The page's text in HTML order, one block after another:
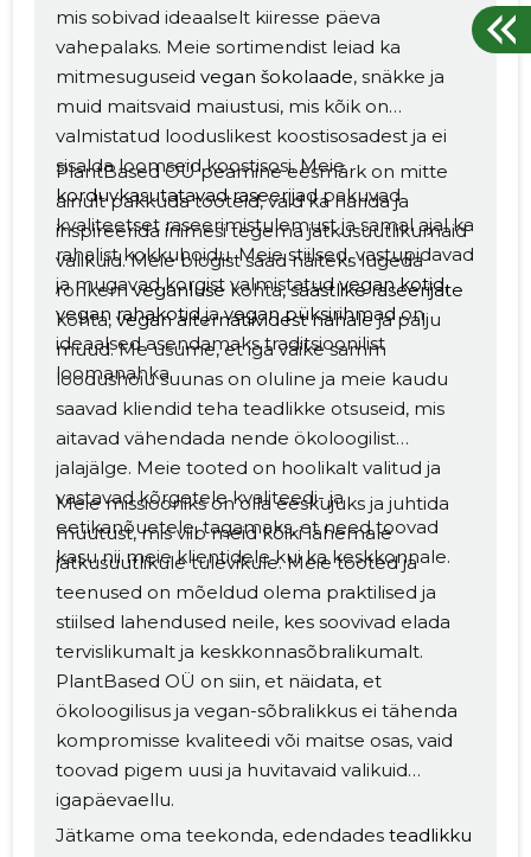
mis sobivad ideaalselt kiiresse päeva
vahepalaks. Meie sortimendist leiad ka
mitmesuguseidvegan šokolaade, snäkke ja
muid maitsvaid maiustusi, mis kõik on
valmistatud looduslikest koostisosadest ja ei
sisalda loomseid koostisosi. Meie
korduvkasutatavad raseerijadpakuvad
kvaliteetset raseerimistulemust ja samal ajal ka
rahalist kokkuhoidu. Meie stiilsed, vastupidavad
ja mugavad korgist valmistatudvegan kotid,
vegan rahakotidjavegan püksirihmadon
ideaalsed asendamaks traditsioonilist
loomanahka.
PlantBased OÜ peamine eesmärk on mitte
ainult pakkuda tooteid, vaid ka harida ja
inspireerida inimesi tegema jätkusuutlikumaid
valikuid. Meie blogist saad näiteks lugeda
rohkemveganluse kohta,säästlike raseerijate
kohta,vegan alternatiividest nahaleja palju
muud. Me usume, et iga väike samm
loodushoiu suunas on oluline ja meie kaudu
saavad kliendid teha teadlikke otsuseid, mis
aitavad vähendada nende ökoloogilist
jalajälge. Meie tooted on hoolikalt valitud ja
vastavad kõrgetele kvaliteedi- ja
eetikanõuetele, tagamaks, et need toovad
kasu nii meie klientidele kui ka keskkonnale.
Meie missiooniks on olla eeskujuks ja juhtida
muutust, mis viib meid kõiki lähemale
jätkusuutlikule tulevikule. Meie tooted ja
teenused on mõeldud olema praktilised ja
stiilsed lahendused neile, kes soovivad elada
tervislikumalt ja keskkonnasõbralikumalt.
PlantBased OÜ on siin, et näidata, et
ökoloogilisus ja vegan-sõbralikkus ei tähenda
kompromisse kvaliteedi või maitse osas, vaid
toovad pigem uusi ja huvitavaid valikuid
igapäevaellu.
Jätkame oma teekonda, edendadesteadlikku